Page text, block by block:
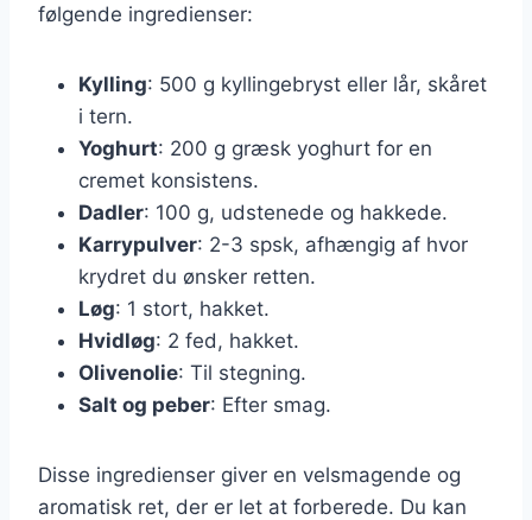
følgende ingredienser:
Kylling: 500 g kyllingebryst eller lår, skåret
i tern.
Yoghurt: 200 g græsk yoghurt for en
cremet konsistens.
Dadler: 100 g, udstenede og hakkede.
Karrypulver: 2-3 spsk, afhængig af hvor
krydret du ønsker retten.
Løg: 1 stort, hakket.
Hvidløg: 2 fed, hakket.
Olivenolie: Til stegning.
Salt og peber: Efter smag.
Disse ingredienser giver en velsmagende og
aromatisk ret, der er let at forberede. Du kan